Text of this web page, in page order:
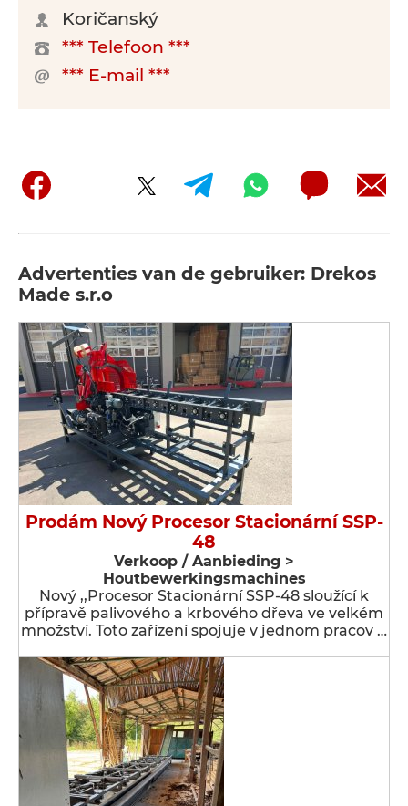
Koričanský
*** Telefoon ***
*** E-mail ***
Advertenties van de gebruiker: Drekos
Made s.r.o
Prodám Nový Procesor Stacionární SSP-
48
Verkoop / Aanbieding >
Houtbewerkingsmachines
Nový ,,Procesor Stacionární SSP-48 sloužící k
přípravě palivového a krbového dřeva ve velkém
množství. Toto zařízení spojuje v jednom pracov …